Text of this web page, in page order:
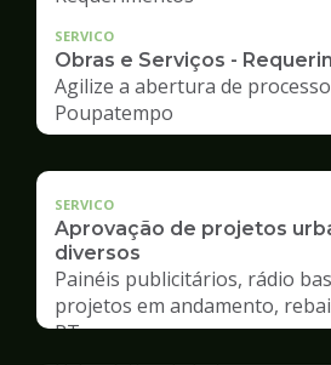
SERVICO
Obras e Serviços -
Agilize a abertura de
Poupatempo
SERVICO
Aprovação de projetos
diversos
Painéis publicitários, rádio
projetos em andamento,
RT